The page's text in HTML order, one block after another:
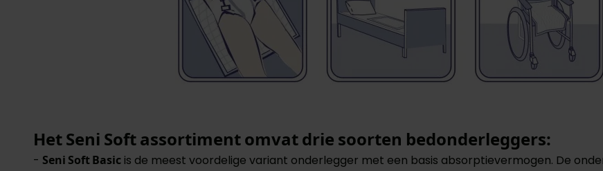
Het Seni Soft assortiment omvat drie soorten bedonderleggers:
- Seni Soft Basic is de meest voordelige variant onderlegger met een basis absorptievermogen. De